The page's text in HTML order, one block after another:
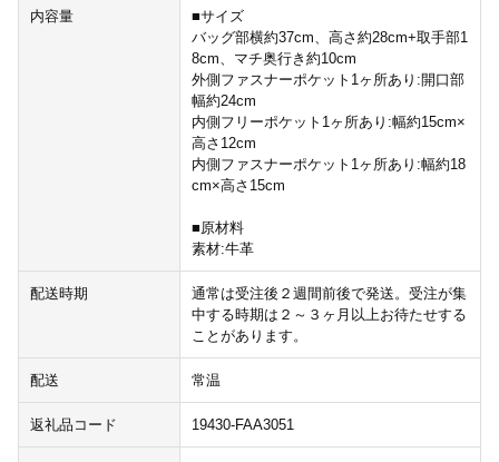
内容量
■サイズ
バッグ部横約37cm、高さ約28cm+取手部1
8cm、マチ奥行き約10cm
外側ファスナーポケット1ヶ所あり:開口部
幅約24cm
内側フリーポケット1ヶ所あり:幅約15cm×
高さ12cm
内側ファスナーポケット1ヶ所あり:幅約18
cm×高さ15cm
■原材料
素材:牛革
配送時期
通常は受注後２週間前後で発送。受注が集
中する時期は２～３ヶ月以上お待たせする
ことがあります。
配送 常温
返礼品コード 19430-FAA3051